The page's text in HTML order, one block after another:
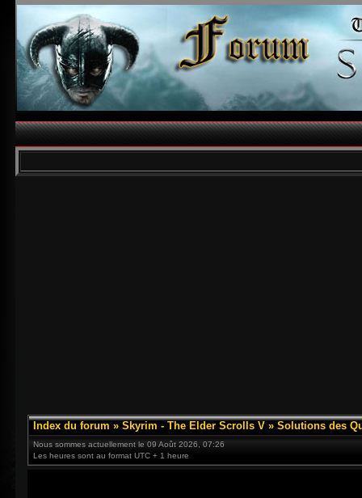
Index du forum » Skyrim - The Elder Scrolls V » Solutions des
Nous sommes actuellement le 09 Août 2026, 07:26
Les heures sont au format UTC + 1 heure